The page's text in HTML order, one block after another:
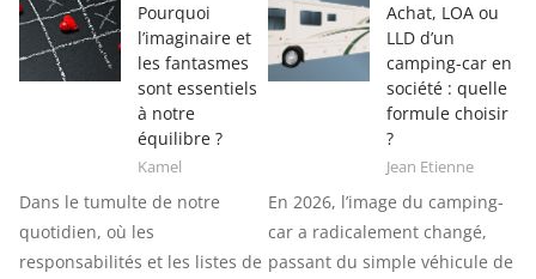
Pourquoi
l’imaginaire et
les fantasmes
sont essentiels
à notre
équilibre ?
Kamel
Dans le tumulte de notre
quotidien, où les
responsabilités et les listes de
Achat, LOA ou
LLD d’un
camping-car en
société : quelle
formule choisir
?
Jean Etienne
En 2026, l’image du camping-
car a radicalement changé,
passant du simple véhicule de